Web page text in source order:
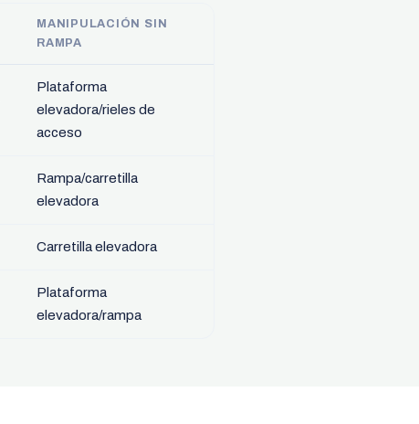
MANIPULACIÓN SIN
RAMPA
Plataforma
elevadora/rieles de
acceso
Rampa/carretilla
elevadora
Carretilla elevadora
Plataforma
elevadora/rampa